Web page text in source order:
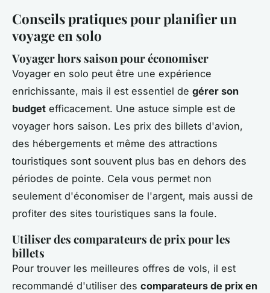
Conseils pratiques pour planifier un
voyage en solo
Voyager hors saison pour économiser
Voyager en solo peut être une expérience
enrichissante, mais il est essentiel de gérer son
budget efficacement. Une astuce simple est de
voyager hors saison. Les prix des billets d'avion,
des hébergements et même des attractions
touristiques sont souvent plus bas en dehors des
périodes de pointe. Cela vous permet non
seulement d'économiser de l'argent, mais aussi de
profiter des sites touristiques sans la foule.
Utiliser des comparateurs de prix pour les
billets
Pour trouver les meilleures offres de vols, il est
recommandé d'utiliser des comparateurs de prix en